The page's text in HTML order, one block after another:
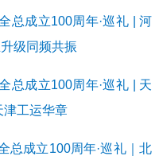
总成立100周年·巡礼 | 河
级同频共振
总成立100周年·巡礼 | 天
津工运华章
总成立100周年·巡礼｜北